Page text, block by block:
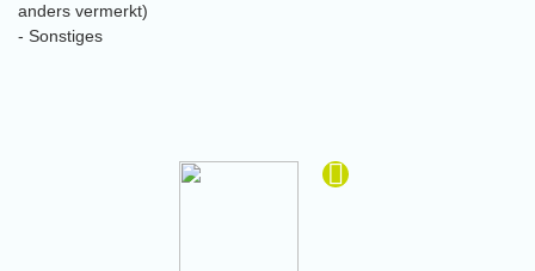
anders vermerkt)
- Sonstiges